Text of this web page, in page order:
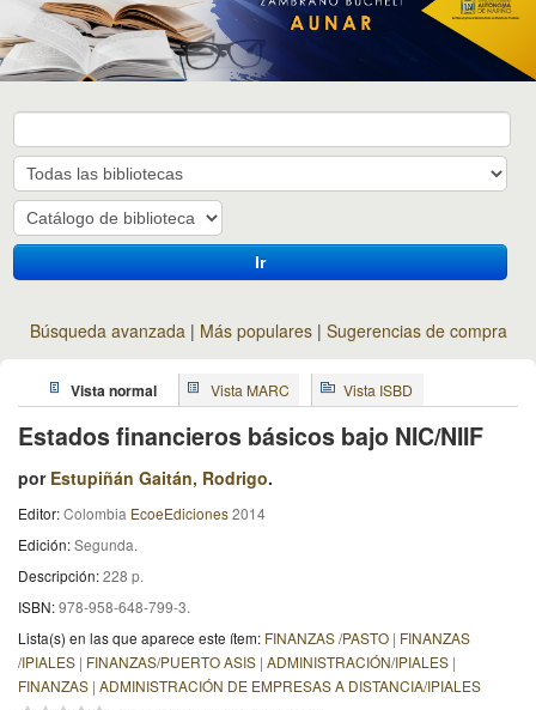
Ir
Búsqueda avanzada Más populares Sugerencias de compra
Vista normal Vista MARC Vista ISBD
Estados financieros básicos bajo NIC/NIIF
por Estupiñán Gaitán, Rodrigo.
Editor:Colombia EcoeEdiciones2014
Edición:Segunda.
Descripción:228 p.
ISBN:978-958-648-799-3.
Lista(s) en las que aparece este ítem: FINANZAS /PASTO | FINANZAS
/IPIALES | FINANZAS/PUERTO ASIS | ADMINISTRACIÓN/IPIALES |
FINANZAS | ADMINISTRACIÓN DE EMPRESAS A DISTANCIA/IPIALES